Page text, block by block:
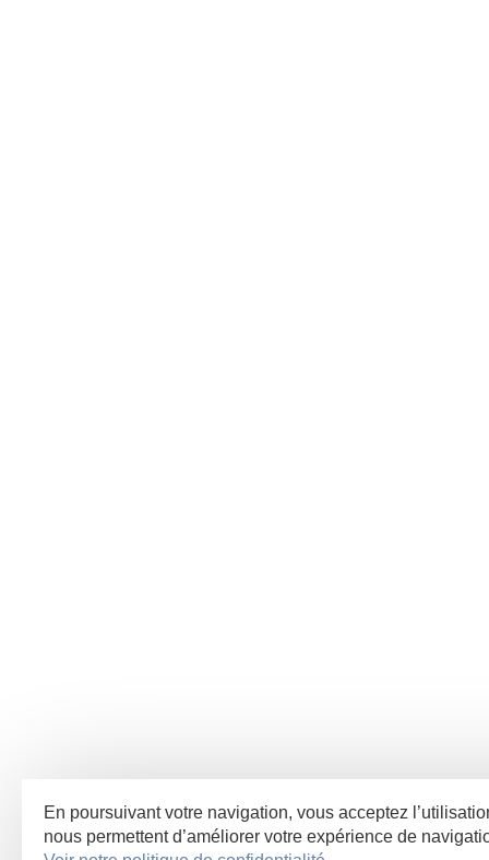
En poursuivant votre navigation, vous acceptez
nous permettent d’améliorer votre expérience de